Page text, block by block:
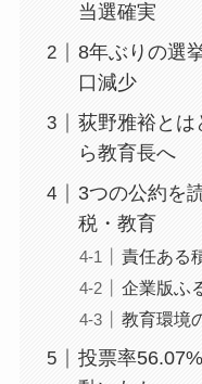
当選確実
8年ぶりの選
口減少
荻野雅裕と
ら教育長へ
3つの公約を
税・教育
責任ある
企業版ふ
教育環境
投票率